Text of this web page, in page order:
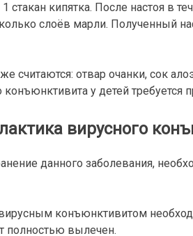
стакан кипятка. После настоя в
слоёв марли. Полученный
отвар очанки, сок
у детей требуется
вирусного
данного заболевания,
конъюнктивитом
полностью вылечен.